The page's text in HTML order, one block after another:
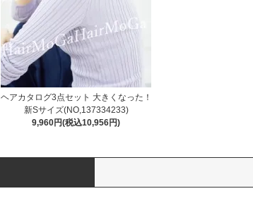
ヘアカタログ3点セット 大きくなった！
新Sサイズ(NO,137334233)
9,960円(税込10,956円)